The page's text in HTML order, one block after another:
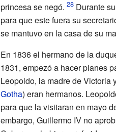
princesa se negó.
Durante
para que este fuera su
se mantuvo en la casa de su
En 1836 el hermano de la
1831, empezó a hacer planes
Leopoldo, la madre de Victoria
Gotha) eran hermanos.
para que la visitaran en mayo
embargo, Guillermo IV no